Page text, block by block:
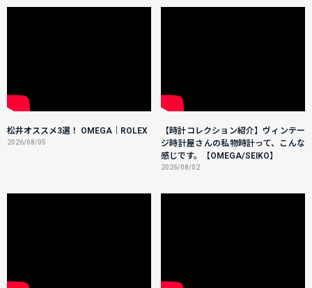
松井オススメ3選！ OMEGA｜ROLEX
2026/08/05
【時計コレクション紹介】ヴィンテー
ジ時計屋さんの私物時計って、こんな
感じです。【OMEGA/SEIKO】
2026/08/02